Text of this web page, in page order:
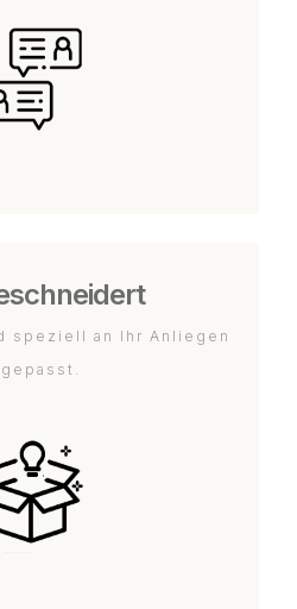
speziell an Ihr Anliegen